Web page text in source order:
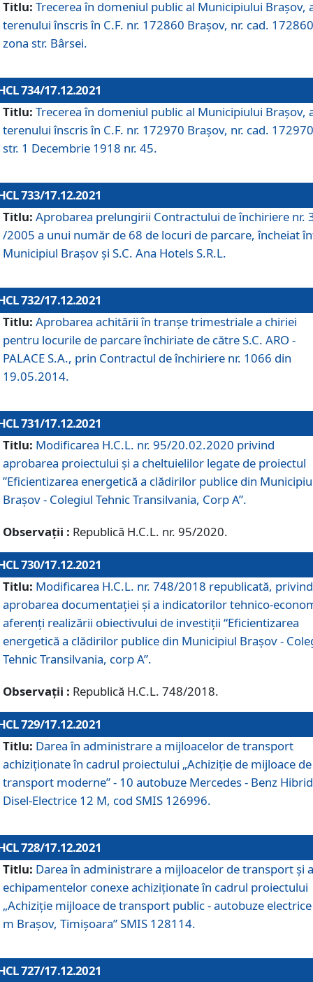
Titlu: Trecerea în domeniul public al Municipiului Braşov,
terenului înscris în C.F. nr. 172860 Brașov, nr. cad.
zona str. Bârsei.
734/17.12.2021
Titlu: Trecerea în domeniul public al Municipiului Braşov,
terenului înscris în C.F. nr. 172970 Brașov, nr. cad.
str. 1 Decembrie 1918 nr. 45.
733/17.12.2021
Titlu: Aprobarea prelungirii Contractului de închiriere nr.
/2005 a unui număr de 68 de locuri de parcare, încheiat
Municipiul Braşov şi S.C. Ana Hotels S.R.L.
732/17.12.2021
Titlu: Aprobarea achitării în tranșe trimestriale a chiriei
pentru locurile de parcare închiriate de către S.C. ARO -
PALACE S.A., prin Contractul de închiriere nr. 1066 din
19.05.2014.
731/17.12.2021
Titlu: Modificarea H.C.L. nr. 95/20.02.2020 privind
aprobarea proiectului și a cheltuielilor legate de proiectul
”Eficientizarea energetică a clădirilor publice din
Brașov - Colegiul Tehnic Transilvania, Corp A”.
Observații : Republică H.C.L. nr. 95/2020.
730/17.12.2021
Titlu: Modificarea H.C.L. nr. 748/2018 republicată, privind
aprobarea documentației și a indicatorilor tehnico-
aferenți realizării obiectivului de investiții “Eficientizarea
energetică a clădirilor publice din Municipiul Brașov -
Tehnic Transilvania, corp A”.
Observații : Republică H.C.L. 748/2018.
729/17.12.2021
Titlu: Darea în administrare a mijloacelor de transport
achiziționate în cadrul proiectului „Achiziţie de mijloace de
transport moderne” - 10 autobuze Mercedes - Benz Hibrid
Disel-Electrice 12 M, cod SMIS 126996.
728/17.12.2021
Titlu: Darea în administrare a mijloacelor de transport și a
echipamentelor conexe achiziționate în cadrul proiectului
„Achiziție mijloace de transport public - autobuze
m Brașov, Timișoara” SMIS 128114.
727/17.12.2021